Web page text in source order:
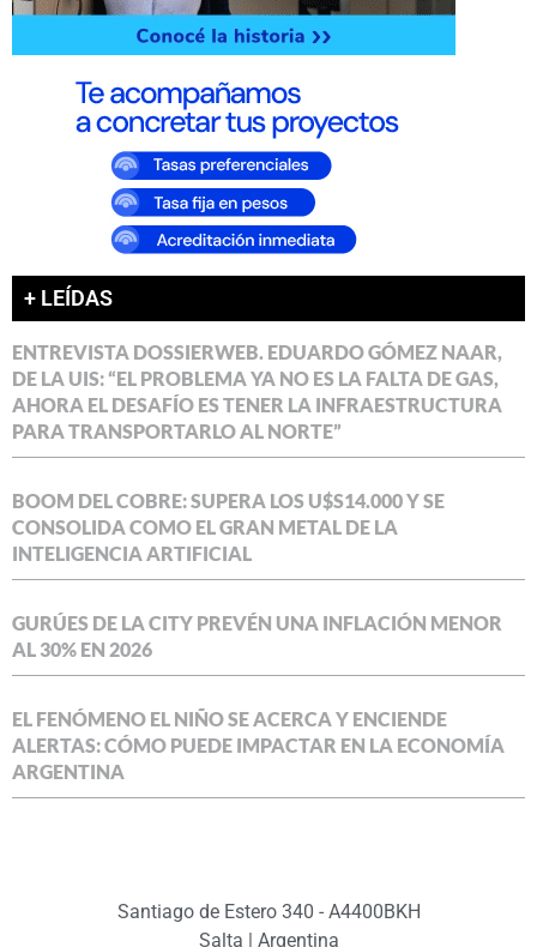
+ LEÍDAS
ENTREVISTA DOSSIERWEB. EDUARDO GÓMEZ NAAR,
DE LA UIS: “EL PROBLEMA YA NO ES LA FALTA DE GAS,
AHORA EL DESAFÍO ES TENER LA INFRAESTRUCTURA
PARA TRANSPORTARLO AL NORTE”
BOOM DEL COBRE: SUPERA LOS U$S14.000 Y SE
CONSOLIDA COMO EL GRAN METAL DE LA
INTELIGENCIA ARTIFICIAL
GURÚES DE LA CITY PREVÉN UNA INFLACIÓN MENOR
AL 30% EN 2026
EL FENÓMENO EL NIÑO SE ACERCA Y ENCIENDE
ALERTAS: CÓMO PUEDE IMPACTAR EN LA ECONOMÍA
ARGENTINA
Santiago de Estero 340 - A4400BKH
Salta | Argentina